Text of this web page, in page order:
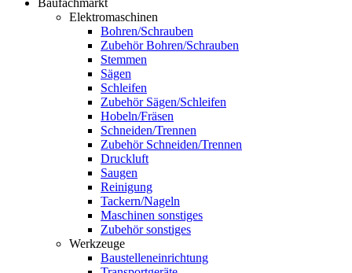
Baufachmarkt
Elektromaschinen
Bohren/Schrauben
Zubehör Bohren/Schrauben
Stemmen
Sägen
Schleifen
Zubehör Sägen/Schleifen
Hobeln/Fräsen
Schneiden/Trennen
Zubehör Schneiden/Trennen
Druckluft
Saugen
Reinigung
Tackern/Nageln
Maschinen sonstiges
Zubehör sonstiges
Werkzeuge
Baustelleneinrichtung